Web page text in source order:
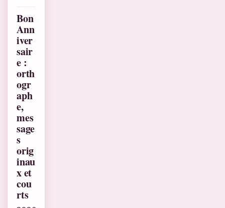
Bon
Ann
iver
sair
e :
orth
ogr
aph
e,
mes
sage
s
orig
inau
x et
cou
rts